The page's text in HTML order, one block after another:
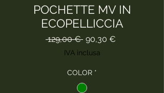
POCHETTE MV IN
ECOPELLICCIA
129,00 € Prezzo
regolare
90,30 €
IVA inclusa
COLOR *